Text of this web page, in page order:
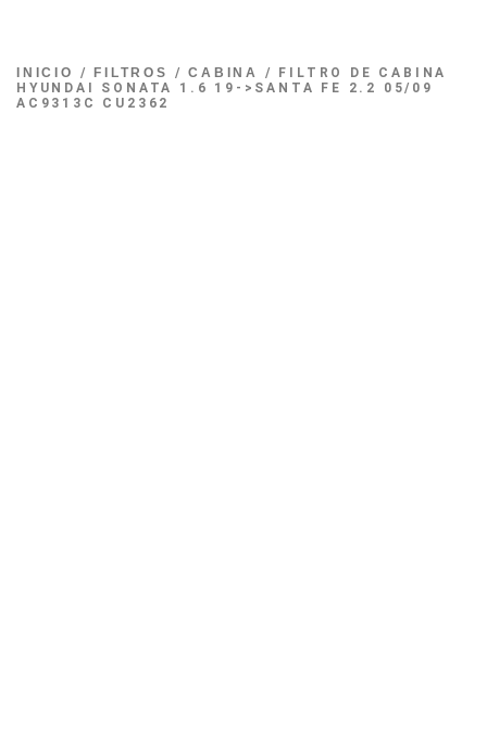
INICIO / FILTROS /CABINA
/ FILTRO DE CABINA
HYUNDAI SONATA 1.6 19->SANTA FE 2.2 05/09
AC9313C CU2362